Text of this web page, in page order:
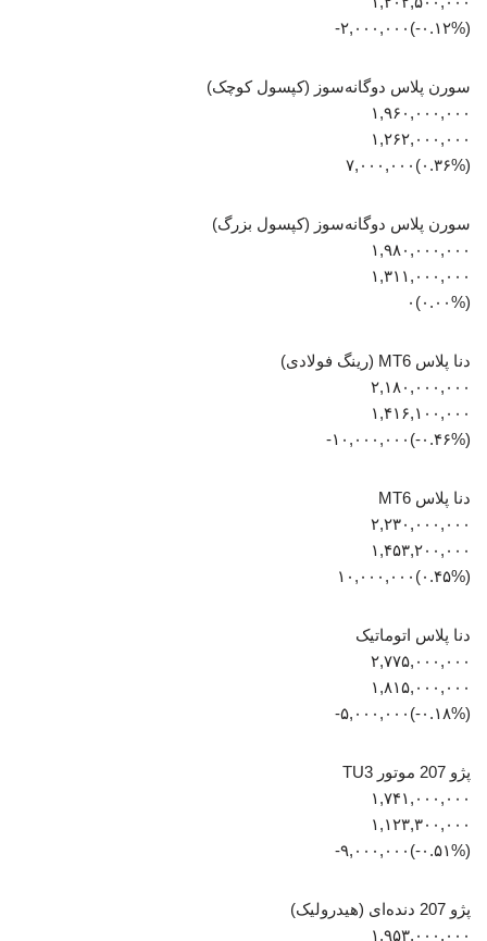
(‎-۰.۱۲%‏)‎-۲,۰۰۰,۰۰۰‏
سورن پلاس دوگانه‌سوز (کپسول کوچک)
۱,۹۶۰,۰۰۰,۰۰۰
۱,۲۶۲,۰۰۰,۰۰۰
(‎۰.۳۶%‏)‎۷,۰۰۰,۰۰۰‏
سورن پلاس دوگانه‌سوز (کپسول بزرگ)
۱,۹۸۰,۰۰۰,۰۰۰
۱,۳۱۱,۰۰۰,۰۰۰
(۰.۰۰%)۰
دنا پلاس MT6 (رینگ فولادی)
۲,۱۸۰,۰۰۰,۰۰۰
۱,۴۱۶,۱۰۰,۰۰۰
(‎-۰.۴۶%‏)‎-۱۰,۰۰۰,۰۰۰‏
دنا پلاس MT6
۲,۲۳۰,۰۰۰,۰۰۰
۱,۴۵۳,۲۰۰,۰۰۰
(‎۰.۴۵%‏)‎۱۰,۰۰۰,۰۰۰‏
دنا پلاس اتوماتیک
۲,۷۷۵,۰۰۰,۰۰۰
۱,۸۱۵,۰۰۰,۰۰۰
(‎-۰.۱۸%‏)‎-۵,۰۰۰,۰۰۰‏
پژو 207 موتور TU3
۱,۷۴۱,۰۰۰,۰۰۰
۱,۱۲۳,۳۰۰,۰۰۰
(‎-۰.۵۱%‏)‎-۹,۰۰۰,۰۰۰‏
پژو 207 دنده‌ای (هیدرولیک)
۱,۹۵۳,۰۰۰,۰۰۰